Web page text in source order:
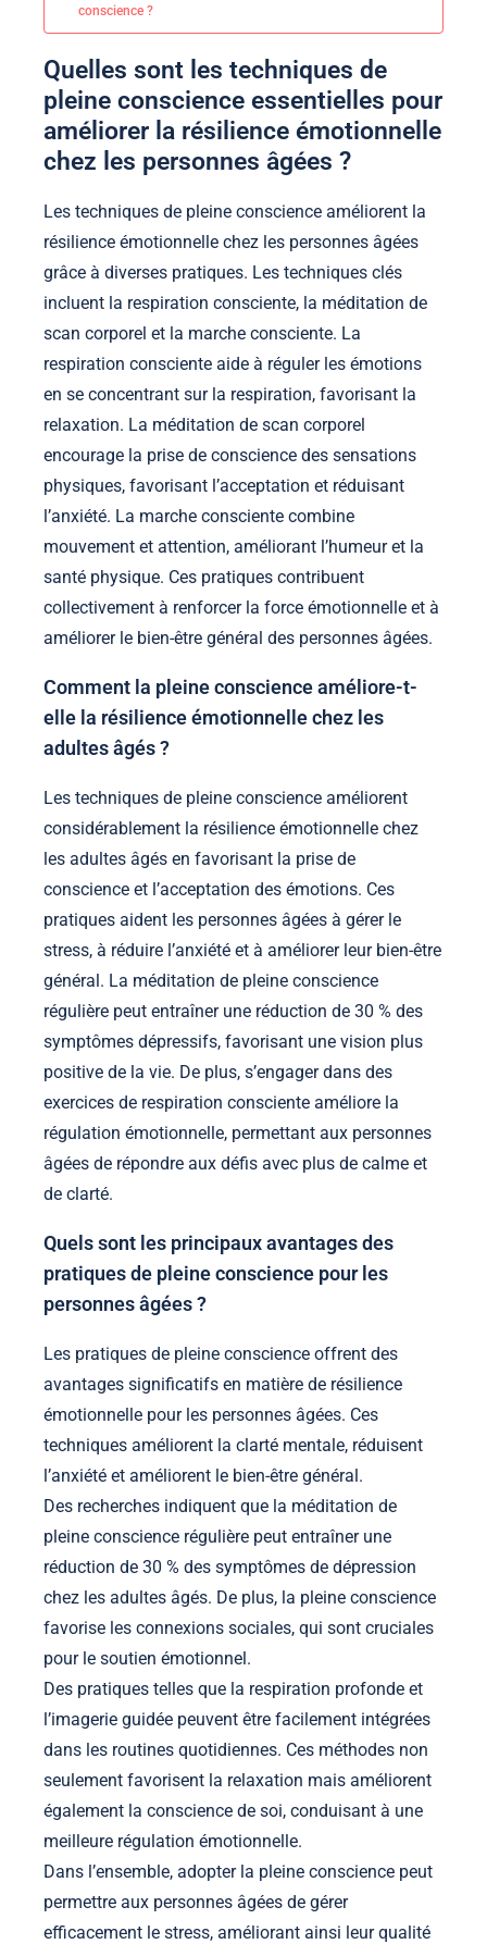
conscience ?
Quelles sont les techniques de
pleine conscience essentielles pour
améliorer la résilience émotionnelle
chez les personnes âgées ?
Les techniques de pleine conscience améliorent la
résilience émotionnelle chez les personnes âgées
grâce à diverses pratiques. Les techniques clés
incluent la respiration consciente, la méditation de
scan corporel et la marche consciente. La
respiration consciente aide à réguler les émotions
en se concentrant sur la respiration, favorisant la
relaxation. La méditation de scan corporel
encourage la prise de conscience des sensations
physiques, favorisant l’acceptation et réduisant
l’anxiété. La marche consciente combine
mouvement et attention, améliorant l’humeur et la
santé physique. Ces pratiques contribuent
collectivement à renforcer la force émotionnelle et à
améliorer le bien-être général des personnes âgées.
Comment la pleine conscience améliore-t-
elle la résilience émotionnelle chez les
adultes âgés ?
Les techniques de pleine conscience améliorent
considérablement la résilience émotionnelle chez
les adultes âgés en favorisant la prise de
conscience et l’acceptation des émotions. Ces
pratiques aident les personnes âgées à gérer le
stress, à réduire l’anxiété et à améliorer leur bien-être
général. La méditation de pleine conscience
régulière peut entraîner une réduction de 30 % des
symptômes dépressifs, favorisant une vision plus
positive de la vie. De plus, s’engager dans des
exercices de respiration consciente améliore la
régulation émotionnelle, permettant aux personnes
âgées de répondre aux défis avec plus de calme et
de clarté.
Quels sont les principaux avantages des
pratiques de pleine conscience pour les
personnes âgées ?
Les pratiques de pleine conscience offrent des
avantages significatifs en matière de résilience
émotionnelle pour les personnes âgées. Ces
techniques améliorent la clarté mentale, réduisent
l’anxiété et améliorent le bien-être général.
Des recherches indiquent que la méditation de
pleine conscience régulière peut entraîner une
réduction de 30 % des symptômes de dépression
chez les adultes âgés. De plus, la pleine conscience
favorise les connexions sociales, qui sont cruciales
pour le soutien émotionnel.
Des pratiques telles que la respiration profonde et
l’imagerie guidée peuvent être facilement intégrées
dans les routines quotidiennes. Ces méthodes non
seulement favorisent la relaxation mais améliorent
également la conscience de soi, conduisant à une
meilleure régulation émotionnelle.
Dans l’ensemble, adopter la pleine conscience peut
permettre aux personnes âgées de gérer
efficacement le stress, améliorant ainsi leur qualité